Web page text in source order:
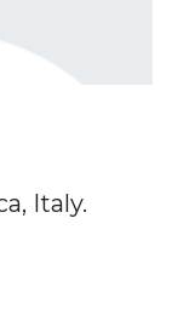
Italy.